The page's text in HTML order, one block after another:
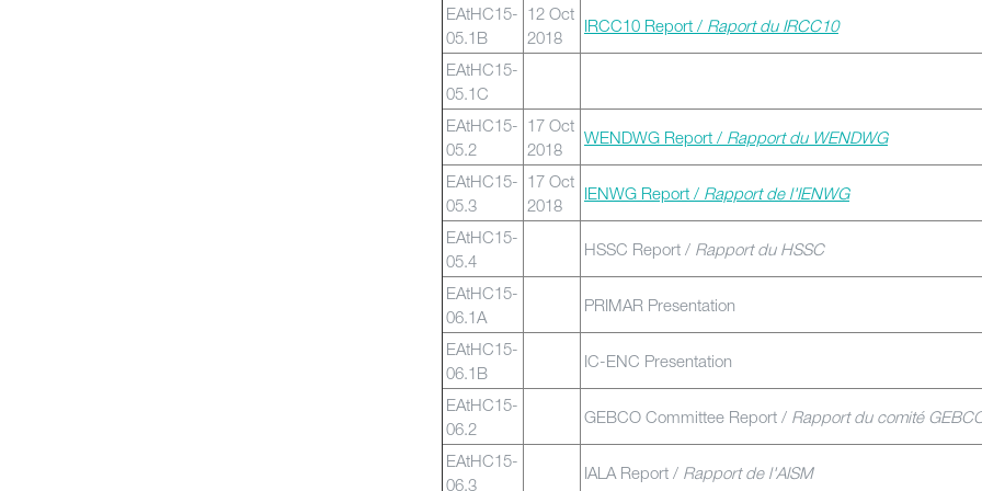
EAtHC15-
05.1B
12 Oct
2018
IRCC10 Report / Raport du IRCC10
EAtHC15-
05.1C
EAtHC15-
05.2
17 Oct
2018
WENDWG Report / Rapport du WENDWG
EAtHC15-
05.3
17 Oct
2018
IENWG Report / Rapport de l'IENWG
EAtHC15-
05.4
HSSC Report / Rapport du HSSC
EAtHC15-
06.1A
PRIMAR Presentation
EAtHC15-
06.1B
IC-ENC Presentation
EAtHC15-
06.2
GEBCO Committee Report / Rapport du comité
EAtHC15-
06.3
IALA Report / Rapport de l'AISM